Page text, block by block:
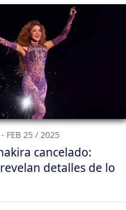
FEB 25 / 2025
cancelado:
detalles de lo